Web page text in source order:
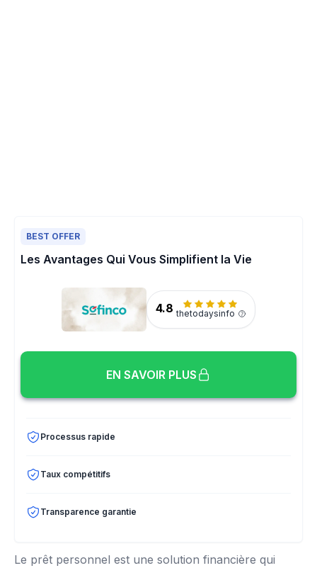
BEST OFFER
Les Avantages Qui Vous Simplifient la Vie
4.8 thetodaysinfo
EN SAVOIR PLUS
Processus rapide
Taux compétitifs
Transparence garantie
Le prêt personnel est une solution financière qui